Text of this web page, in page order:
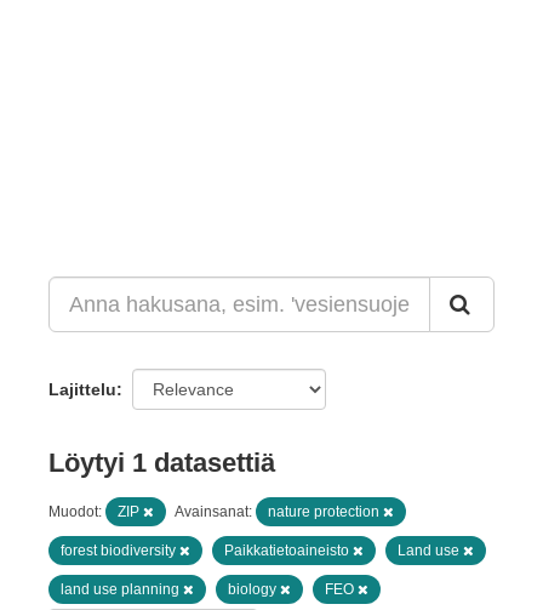
Lajittelu
Löytyi 1 datasettiä
Muodot: ZIP Avainsanat: nature protection
forest biodiversity Paikkatietoaineisto Land use
land use planning biology FEO